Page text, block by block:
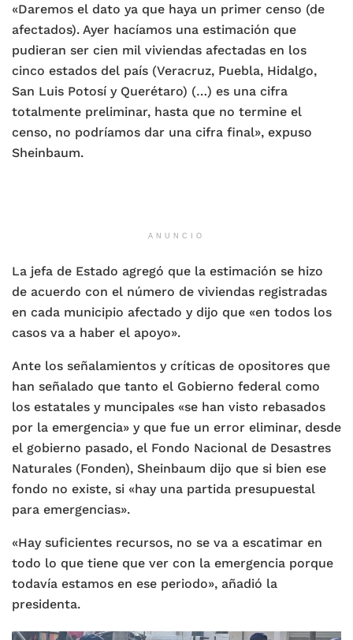
«Daremos el dato ya que haya un primer censo (de
afectados). Ayer hacíamos una estimación que
pudieran ser cien mil viviendas afectadas en los
cinco estados del país (Veracruz, Puebla, Hidalgo,
San Luis Potosí y Querétaro) (…) es una cifra
totalmente preliminar, hasta que no termine el
censo, no podríamos dar una cifra final», expuso
Sheinbaum.
ANUNCIO
La jefa de Estado agregó que la estimación se hizo
de acuerdo con el número de viviendas registradas
en cada municipio afectado y dijo que «en todos los
casos va a haber el apoyo».
Ante los señalamientos y críticas de opositores que
han señalado que tanto el Gobierno federal como
los estatales y muncipales «se han visto rebasados
por la emergencia» y que fue un error eliminar, desde
el gobierno pasado, el Fondo Nacional de Desastres
Naturales (Fonden), Sheinbaum dijo que si bien ese
fondo no existe, si «hay una partida presupuestal
para emergencias».
«Hay suficientes recursos, no se va a escatimar en
todo lo que tiene que ver con la emergencia porque
todavía estamos en ese periodo», añadió la
presidenta.